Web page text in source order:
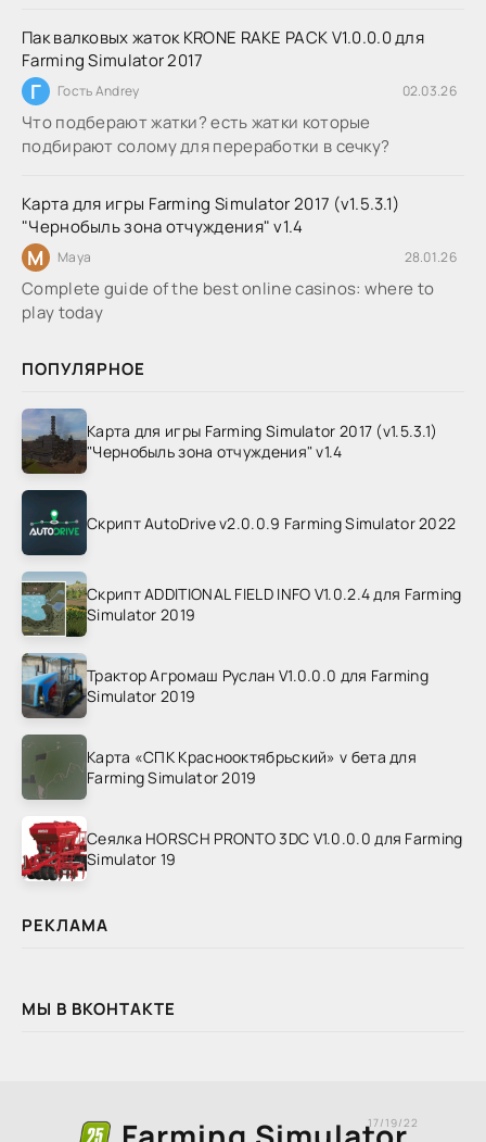
Пак валковых жаток KRONE RAKE PACK V1.0.0.0 для
Farming Simulator 2017
Г Гость Andrey 02.03.26
Что подберают жатки? есть жатки которые
подбирают солому для переработки в сечку?
Карта для игры Farming Simulator 2017 (v1.5.3.1)
"Чернобыль зона отчуждения" v1.4
M Maya 28.01.26
Complete guide of the best online casinos: where to
play today
ПОПУЛЯРНОЕ
Карта для игры Farming Simulator 2017 (v1.5.3.1)
"Чернобыль зона отчуждения" v1.4
Скрипт AutoDrive v2.0.0.9 Farming Simulator 2022
Скрипт ADDITIONAL FIELD INFO V1.0.2.4 для Farming
Simulator 2019
Трактор Агромаш Руслан V1.0.0.0 для Farming
Simulator 2019
Карта «СПК Краснооктябрьский» v бета для
Farming Simulator 2019
Сеялка HORSCH PRONTO 3DC V1.0.0.0 для Farming
Simulator 19
РЕКЛАМА
МЫ В ВКОНТАКТЕ
17/19/22